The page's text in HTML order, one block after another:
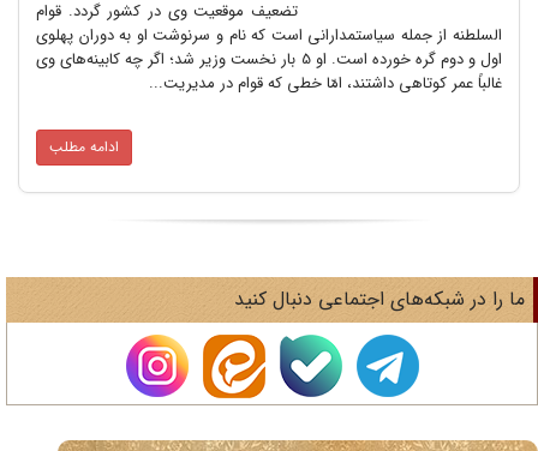
تضعیف موقعیت وی در کشور گردد. قوام
السلطنه از جمله سیاستمدارانی است که نام و سرنوشت او به دوران پهلوی
اول و دوم گره خورده است‌. او 5 بار نخست وزیر شد؛ اگر چه کابینه‌های وی
غالباً عمر کوتاهی داشتند، امّا خطی که قوام در مدیریت...
ادامه مطلب
را در شبکه‌های اجتماعی دنبال کنید